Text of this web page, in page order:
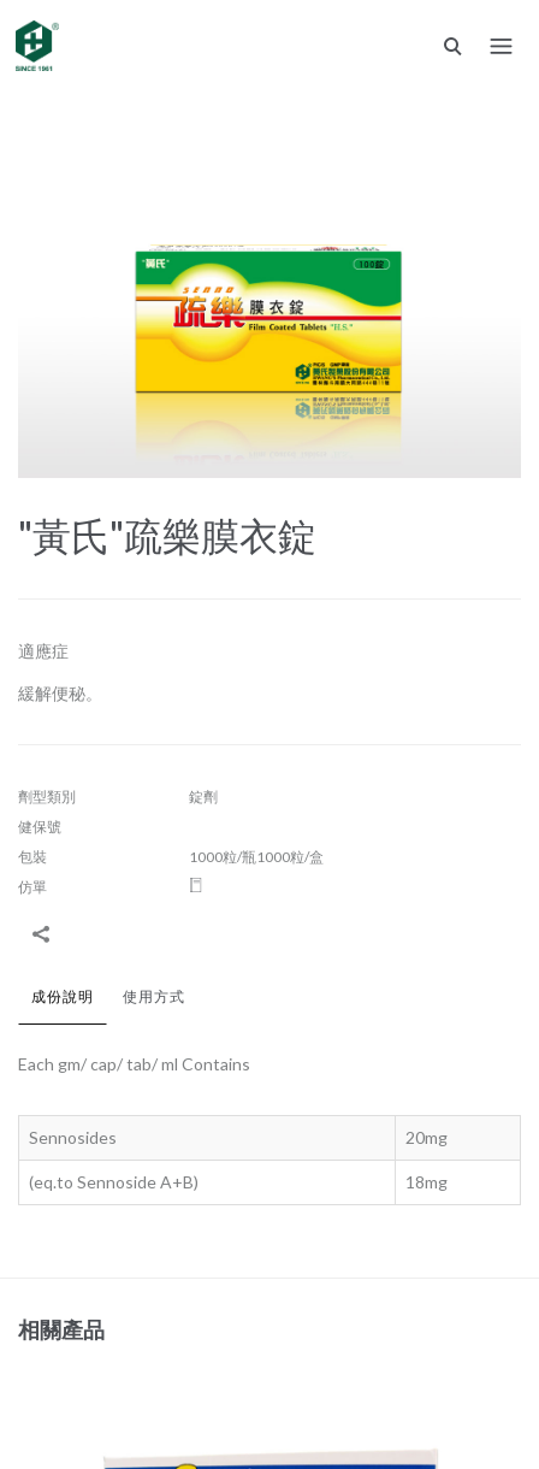
"黃氏"疏樂膜衣錠
適應症
緩解便秘。
劑型類別
錠劑
健保號
包裝
1000粒/瓶1000粒/盒
仿單
成份說明 使用方式
Each gm/ cap/ tab/ ml Contains
Sennosides 20mg
(eq.to Sennoside A+B) 18mg
相關產品